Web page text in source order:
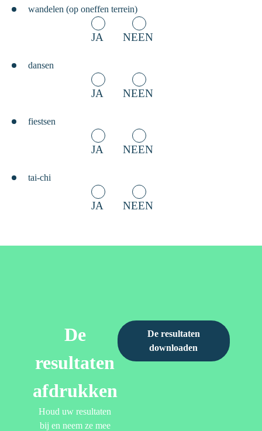
wandelen (op oneffen terrein)
JA NEEN
dansen
JA NEEN
fiestsen
JA NEEN
tai-chi
JA NEEN
De
resultaten
afdrukken
Houd uw resultaten
bij en neem ze mee
De resultaten
downloaden